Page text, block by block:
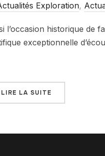
Exploration,
historique de
exceptionnelle
LIRE LA SUITE